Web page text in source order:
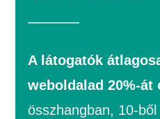
A látogatók
weboldalad 20%-át
összhangban, 10-